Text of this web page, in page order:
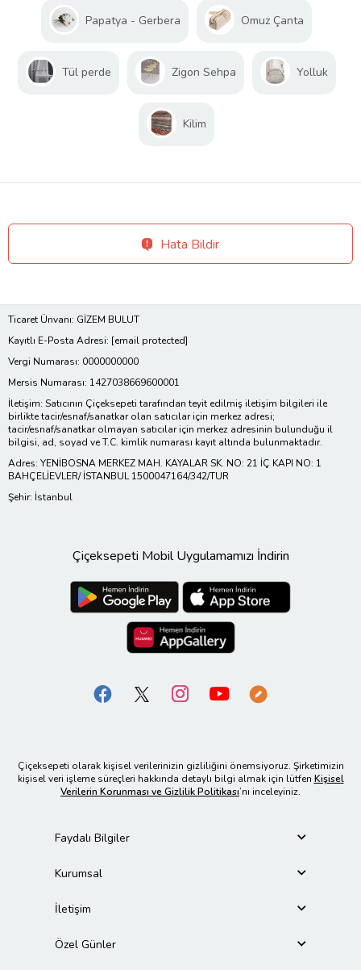
Papatya - Gerbera Omuz Çanta
Tül perde Zigon Sehpa Yolluk
Kilim
Hata Bildir
Ticaret Ünvanı: GİZEM BULUT
Kayıtlı E-Posta Adresi: [email protected]
Vergi Numarası: 0000000000
Mersis Numarası: 1427038669600001
İletişim: Satıcının Çiçeksepeti tarafından teyit edilmiş iletişim bilgileri ile
birlikte tacir/esnaf/sanatkar olan satıcılar için merkez adresi;
tacir/esnaf/sanatkar olmayan satıcılar için merkez adresinin bulunduğu il
bilgisi, ad, soyad ve T.C. kimlik numarası kayıt altında bulunmaktadır.
Adres: YENİBOSNA MERKEZ MAH. KAYALAR SK. NO: 21 İÇ KAPI NO: 1
BAHÇELİEVLER/ İSTANBUL 1500047164/342/TUR
Şehir: İstanbul
Çiçeksepeti Mobil Uygulamamızı İndirin
Çiçeksepeti olarak kişisel verilerinizin gizliliğini önemsiyoruz. Şirketimizin
kişisel veri işleme süreçleri hakkında detaylı bilgi almak için lütfen Kişisel
Verilerin Korunması ve Gizlilik Politikası’nı inceleyiniz.
Faydalı Bilgiler
Kurumsal
İletişim
Özel Günler